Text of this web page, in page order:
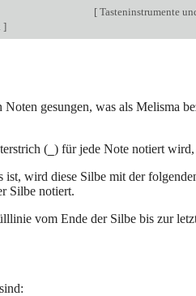
[ Tasteninstrumente
]
gesungen, was als Melisma
( ) für jede Note notiert
wird diese Silbe mit der
Silbe notiert.
vom Ende der Silbe bis zur